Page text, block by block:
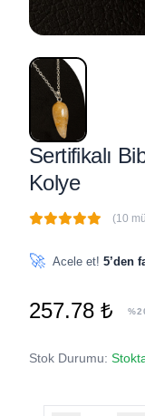
Sertifikalı
Kolye
(10
🚀 Acele et! 5’den
257.78 ₺
Stok Durumu: